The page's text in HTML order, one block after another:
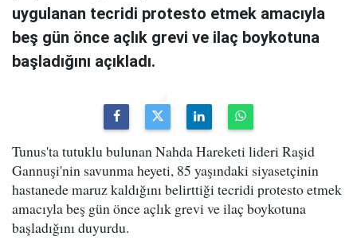
uygulanan tecridi protesto etmek amacıyla
beş gün önce açlık grevi ve ilaç boykotuna
başladığını açıkladı.
Tunus'ta tutuklu bulunan Nahda Hareketi lideri Raşid
Gannuşi'nin savunma heyeti, 85 yaşındaki siyasetçinin
hastanede maruz kaldığını belirttiği tecridi protesto etmek
amacıyla beş gün önce açlık grevi ve ilaç boykotuna
başladığını duyurdu.